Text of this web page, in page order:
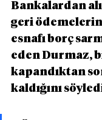
Bankalardan
geri
esnafı borç
eden Durmaz,
kapandıktan
kaldığını